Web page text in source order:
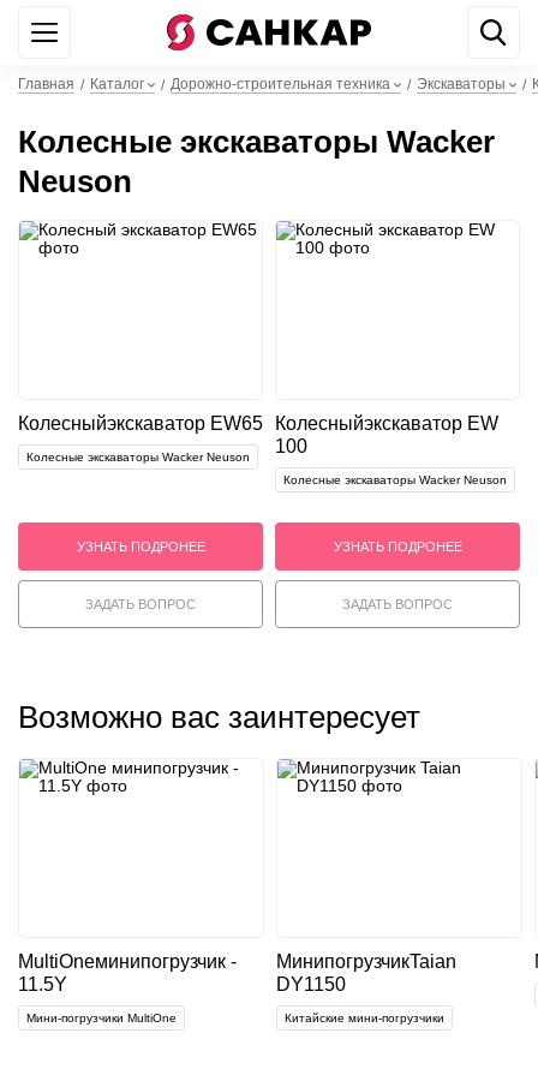
Главная / Каталог / Дорожно-строительная техника / Экскаваторы /
Колесные экскаваторы Wacker
Neuson
Колесныйэкскаватор EW65
Колесные экскаваторы Wacker Neuson
УЗНАТЬ ПОДРОНЕЕ
ЗАДАТЬ ВОПРОС
Колесныйэкскаватор EW
100
Колесные экскаваторы Wacker Neuson
УЗНАТЬ ПОДРОНЕЕ
ЗАДАТЬ ВОПРОС
Возможно вас заинтересует
MultiOneминипогрузчик -
11.5Y
Мини-погрузчики MultiOne
МинипогрузчикTaian
DY1150
Китайские мини-погрузчики
WhatsApp +7 499 842 22 44